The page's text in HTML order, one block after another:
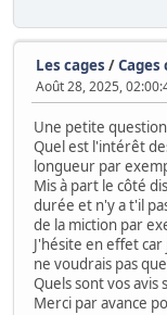
Les cages /Cages
Août 28, 2025,
Une petite
Quel est l'intérêt
longueur par
Mis à part le côté
durée et n'y a t'il
de la miction par
J'hésite en effet
ne voudrais pas
Quels sont vos avis
Merci par avance